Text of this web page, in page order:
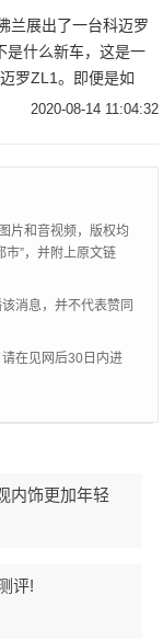
兰展出了一台科迈罗
是什么新车，这是一
罗ZL1。即便是如
车展里，依然是足够
2020-08-14 11:04:32
片和音视频，版权均
市”，并附上原文链
消息，并不代表赞同
在见网后30日内进
内饰更加年轻
评!